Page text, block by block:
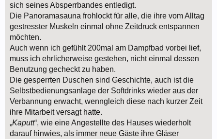
sich seines Absperrbandes entledigt.
Die Panoramasauna frohlockt für alle, die ihre vom Alltag
gestresster Muskeln einmal ohne Zeitdruck entspannen
möchten.
Auch wenn ich gefühlt 200mal am Dampfbad vorbei lief,
muss ich ehrlicherweise gestehen, nicht einmal dessen
Benutzung gecheckt zu haben.
Die gesperrten Duschen sind Geschichte, auch ist die
Selbstbedienungsanlage der Softdrinks wieder aus der
Verbannung erwacht, wenngleich diese nach kurzer Zeit
ihre Mitarbeit versagt hatte.
„Kaputt“, wie eine Angestellte des Hauses wiederholt
darauf hinwies, als immer neue Gäste ihre Gläser